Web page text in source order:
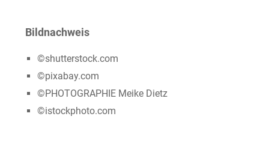
Bildnachweis
©shutterstock.com
©pixabay.com
©PHOTOGRAPHIE Meike Dietz
©istockphoto.com